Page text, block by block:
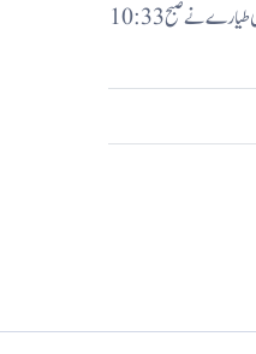
جے ڈی وینس کا طیارہ 10 بجے چترال کے قریب سے پاکستانی فضائی حدود میں داخل ہوا، پاکستان کی فضائی حدود میں ائیر فورس کی جانب سے پرتپاک استقبال کیا گیا اور خصوصی طیارے نے صبح 10:33